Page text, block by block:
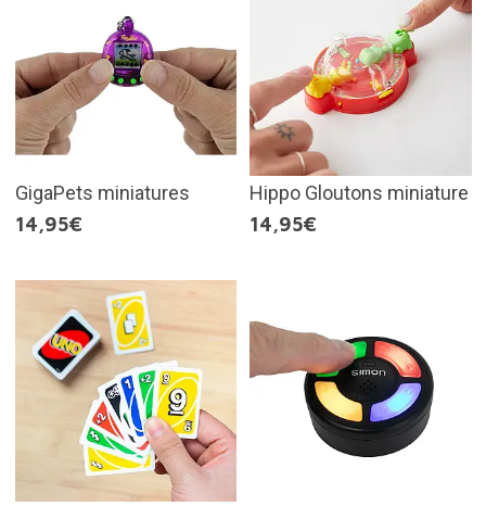
GigaPets miniatures
14,95€
Hippo Gloutons miniature
14,95€